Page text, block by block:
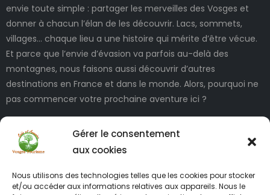
Gérer le consentement
aux cookies
Nous utilisons des technologies telles que les cookies pour stocker
et/ou accéder aux informations relatives aux appareils. Nous le
envie toute simple : partager les merveilles des Vosges et
donner à chacun l’élan de les découvrir. Lacs, sommets,
villages… chaque lieu a une histoire qui mérite d’être vécue.
Et parce que l’envie d’évasion va parfois au-delà des
montagnes, nous faisons aussi découvrir d’autres
destinations en France et dans le monde. Alors, pourquoi ne
pas commencer votre prochaine aventure ici ?